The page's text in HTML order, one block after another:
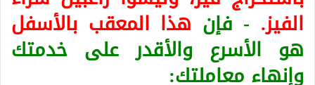
الفيز. - فإن هذا المعقب بالأسفل
هو الأسرع والأقدر على خدمتك
وإنهاء معاملتك: